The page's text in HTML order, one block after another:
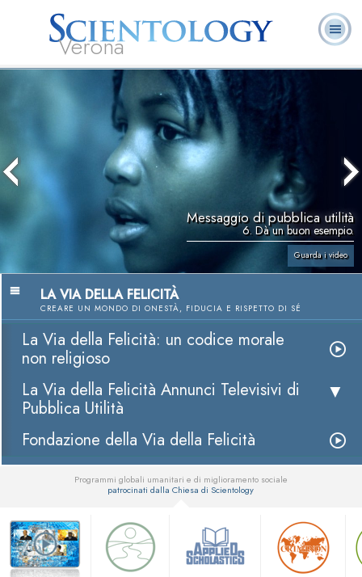
Verona
Che cos’è
Scientology?
Ministri
Volontari
Domande
Messaggio di pubblica utilità
6. Dà un buon esempio.
Guarda i video
LA VIA DELLA FELICITÀ
CREARE UN MONDO DI ONESTÀ, FIDUCIA E RISPETTO DI SÉ
La Via della Felicità: un codice morale
non religioso
La Via della Felicità Annunci Televisivi di
Pubblica Utilità
Fondazione della Via della Felicità
Programmi globali umanitari e di miglioramento sociale
patrocinati dalla Chiesa di Scientology